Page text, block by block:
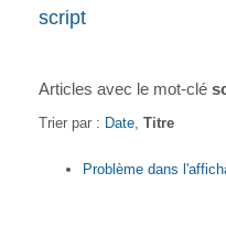
script
Articles avec le mot-clé
Trier par : Date Titre
Problème dans